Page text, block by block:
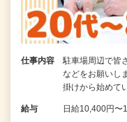
仕事内容
駐車場周辺で皆
などをお願いし
掛けから始めて
給与 日給10,400円〜